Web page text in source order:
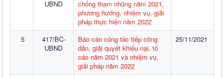
UBND
chống tham nhũng năm 2021,
phương hướng, nhiệm vụ, giải
pháp thực hiện năm 2022
5
417/BC-
UBND
Báo cáo công tác tiếp công
dân, giải quyết khiếu nại, tố
cáo năm 2021 và nhiệm vụ,
giải pháp năm 2022
25/11/2021